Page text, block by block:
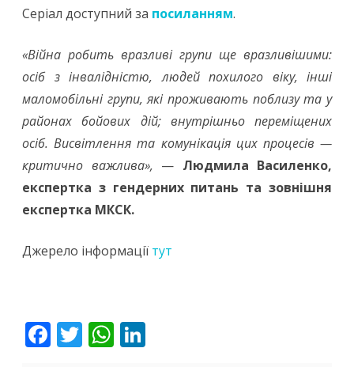
Серіал доступний за посиланням.
«Війна робить вразливі групи ще вразливішими:
осіб з інвалідністю, людей похилого віку, інші
маломобільні групи, які проживають поблизу та у
районах бойових дій; внутрішньо переміщених
осіб. Висвітлення та комунікація цих процесів —
критично важлива», — Людмила Василенко,
експертка з гендерних питань та зовнішня
експертка МКСК.
Джерело інформації тут
F T W